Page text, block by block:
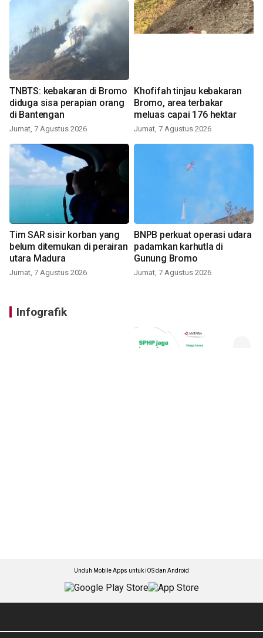
TNBTS: kebakaran di Bromo
diduga sisa perapian orang
di Bantengan
Jumat, 7 Agustus 2026
Khofifah tinjau kebakaran
Bromo, area terbakar
meluas capai 176 hektar
Jumat, 7 Agustus 2026
Tim SAR sisir korban yang
belum ditemukan di perairan
utara Madura
Jumat, 7 Agustus 2026
BNPB perkuat operasi udara
padamkan karhutla di
Gunung Bromo
Jumat, 7 Agustus 2026
Infografik
Unduh Mobile Apps untuk iOS dan Android